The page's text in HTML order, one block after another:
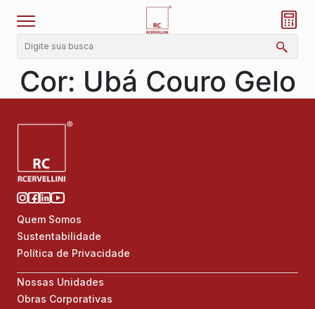
Cor: Ubá Couro Gelo
Quem Somos
Sustentabilidade
Política de Privacidade
Nossas Unidades
Obras Corporativas